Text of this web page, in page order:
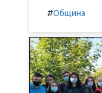
#Община